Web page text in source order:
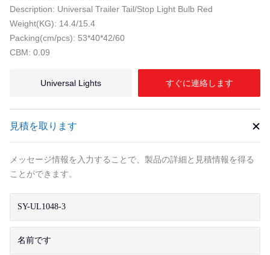
Description: Universal Trailer Tail/Stop Light Bulb Red
Weight(KG): 14.4/15.4
Packing(cm/pcs): 53*40*42/60
CBM: 0.09
Universal Lights すぐに連絡します
見積を取ります
メッセージ情報を入力することで、製品の詳細と見積情報を得る
ことができます。